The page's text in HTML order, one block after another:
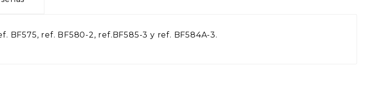
BF575, ref. BF580-2, ref.BF585-3 y ref. BF584A-3.